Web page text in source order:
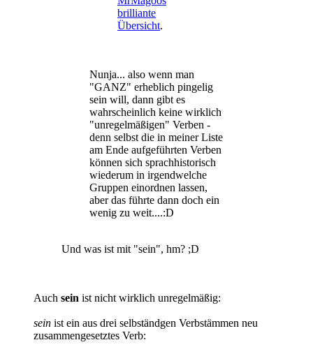
brilliante
Übersicht.
Nunja... also wenn man
"GANZ" erheblich pingelig
sein will, dann gibt es
wahrscheinlich keine wirklich
"unregelmäßigen" Verben -
denn selbst die in meiner Liste
am Ende aufgeführten Verben
können sich sprachhistorisch
wiederum in irgendwelche
Gruppen einordnen lassen,
aber das führte dann doch ein
wenig zu weit....:D
Und was ist mit "sein", hm? ;D
Auch sein ist nicht wirklich unregelmäßig:
sein ist ein aus drei selbständgen Verbstämmen neu
zusammengesetztes Verb: